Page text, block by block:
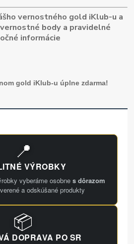
vernostného gold iKlub-u a
body a pravidelné
informácie
gold iKlub-u úplne zdarma!
📍
VÝROBKY
vyberáme osobne s dôrazom
a odskúšané produkty
📦
DOPRAVA PO SR